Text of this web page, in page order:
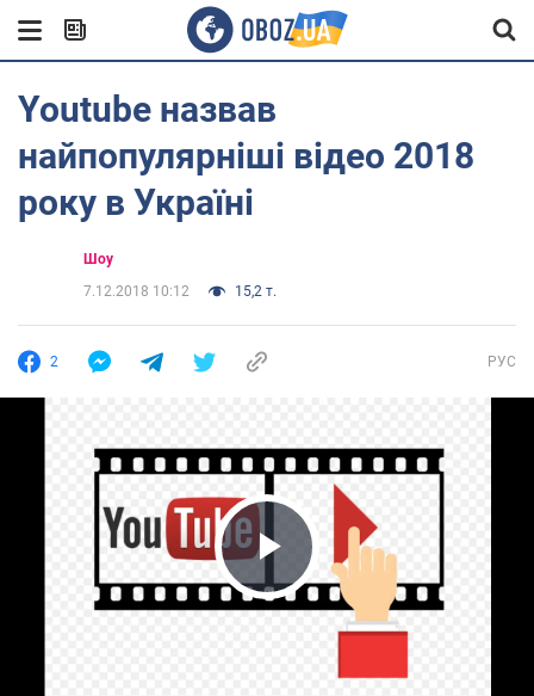
Youtube назвав
найпопулярніші відео 2018
року в Україні
Шоу
7.12.2018 10:12
15,2 т.
2 РУС
Play Video